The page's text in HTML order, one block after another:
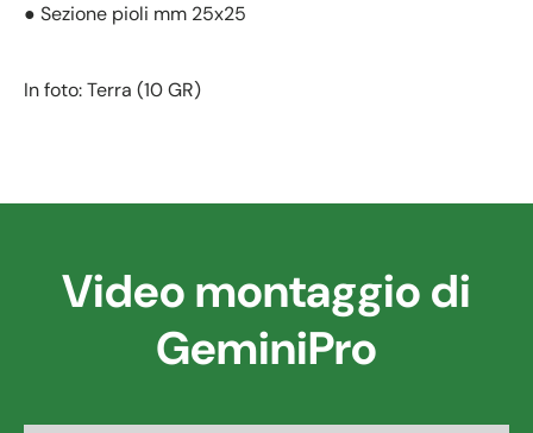
● Sezione pioli mm 25x25
In foto: Terra (10 GR)
Video montaggio di
GeminiPro